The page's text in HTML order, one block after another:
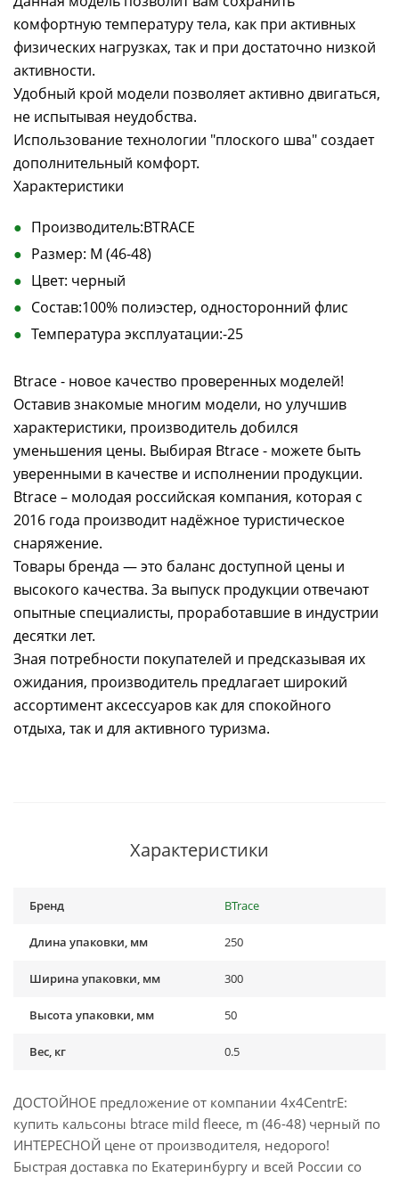
комфортную температуру тела, как при активных
физических нагрузках, так и при достаточно низкой
активности.
Удобный крой модели позволяет активно двигаться,
не испытывая неудобства.
Использование технологии "плоского шва" создает
дополнительный комфорт.
Характеристики
Производитель:BTRACE
Размер: M (46-48)
Цвет: черный
Состав:100% полиэстер, односторонний флис
Температура эксплуатации:-25
Btrace - новое качество проверенных моделей!
Оставив знакомые многим модели, но улучшив
характеристики, производитель добился
уменьшения цены. Выбирая Btrace - можете быть
уверенными в качестве и исполнении продукции.
Btrace – молодая российская компания, которая с
2016 года производит надёжное туристическое
снаряжение.
Товары бренда — это баланс доступной цены и
высокого качества. За выпуск продукции отвечают
опытные специалисты, проработавшие в индустрии
десятки лет.
Зная потребности покупателей и предсказывая их
ожидания, производитель предлагает широкий
ассортимент аксессуаров как для спокойного
отдыха, так и для активного туризма.
Характеристики
Бренд BTrace
Длина упаковки, мм 250
Ширина упаковки, мм 300
Высота упаковки, мм 50
Вес, кг 0.5
ДОСТОЙНОЕ предложение от компании 4x4CentrE:
купить кальсоны btrace mild fleece, m (46-48) черный по
ИНТЕРЕСНОЙ цене от производителя, недорого!
Быстрая доставка по Екатеринбургу и всей России со